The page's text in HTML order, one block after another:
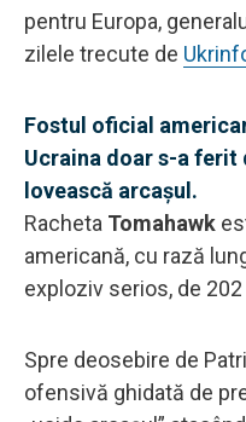
pentru Europa,
zilele trecute de
Fostul oficial
Ucraina doar s-a ferit
lovească arcașul.
Racheta Tomahawk
americană, cu rază
exploziv serios, de 202
Spre deosebire de
ofensivă ghidată de